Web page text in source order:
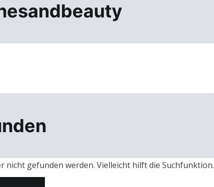
nicht gefunden werden. Vielleicht hilft die Suchfunktion.